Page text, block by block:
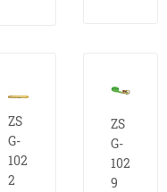
ZS
G-
102
2
ZS
G-
102
9